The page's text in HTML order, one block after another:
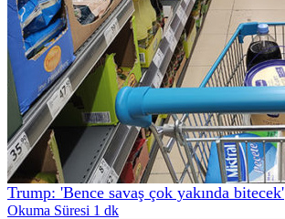
Trump: 'Bence savaş çok yakında bitecek'
Okuma Süresi 1 dk